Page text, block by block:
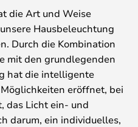
die Art und Weise
Hausbeleuchtung
Durch die Kombination
mit den grundlegenden
hat die intelligente
eröffnet, bei
das Licht ein- und
darum, ein individuelles,